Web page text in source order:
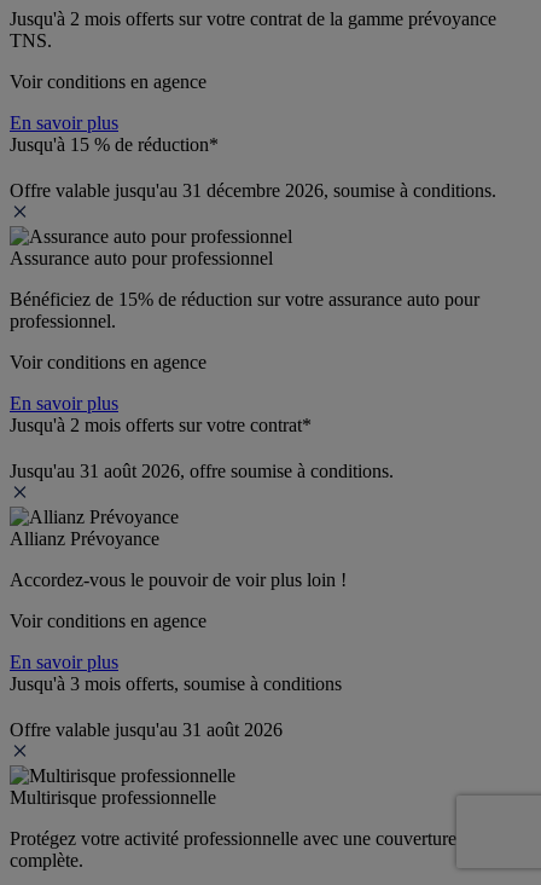
Jusqu'à 2 mois offerts sur votre contrat de la gamme prévoyance
TNS.
Voir conditions en agence
En savoir plus
Jusqu'à 15 % de réduction*
Offre valable jusqu'au 31 décembre 2026, soumise à conditions.
Assurance auto pour professionnel
Bénéficiez de 15% de réduction sur votre assurance auto pour
professionnel.
Voir conditions en agence
En savoir plus
Jusqu'à 2 mois offerts sur votre contrat*
Jusqu'au 31 août 2026, offre soumise à conditions.
Allianz Prévoyance
Accordez-vous le pouvoir de voir plus loin !
Voir conditions en agence
En savoir plus
Jusqu'à 3 mois offerts, soumise à conditions
Offre valable jusqu'au 31 août 2026
Multirisque professionnelle
Protégez votre activité professionnelle avec une couverture
complète.